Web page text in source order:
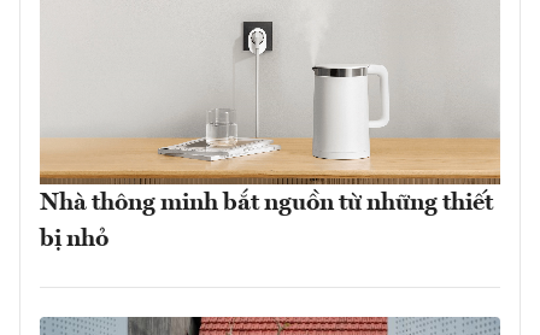
Nhà thông minh bắt nguồn từ những thiết
bị nhỏ